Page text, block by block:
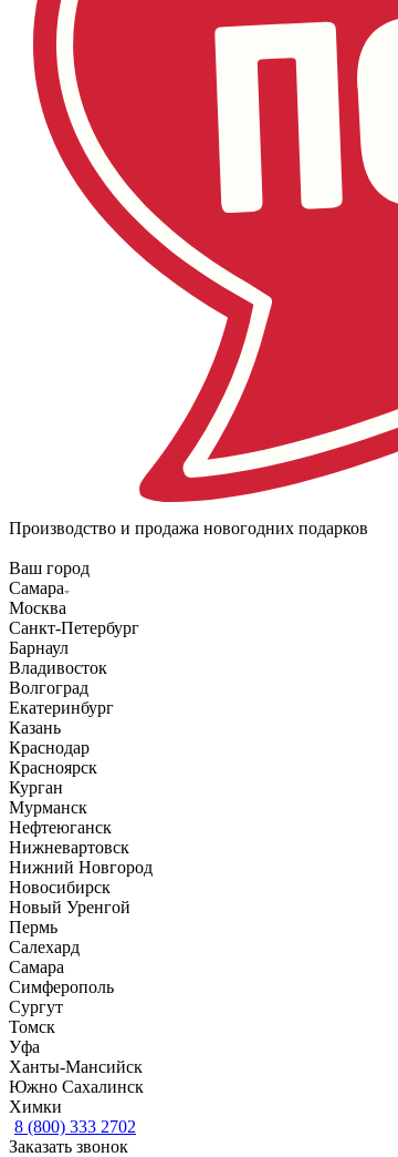
Производство и продажа новогодних подарков
Ваш город
Самара
Москва
Санкт-Петербург
Барнаул
Владивосток
Волгоград
Екатеринбург
Казань
Краснодар
Красноярск
Курган
Мурманск
Нефтеюганск
Нижневартовск
Нижний Новгород
Новосибирск
Новый Уренгой
Пермь
Салехард
Самара
Симферополь
Сургут
Томск
Уфа
Ханты-Мансийск
Южно Сахалинск
Химки
8 (800) 333 2702
Заказать звонок